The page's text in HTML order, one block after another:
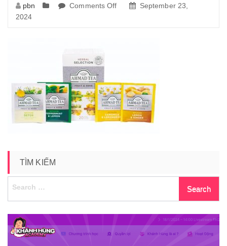
pbn Comments Off
21
September 23,
2024
TÌM KIẾM
Search